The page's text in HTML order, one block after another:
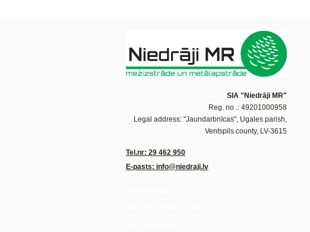
SIA "Niedrāji MR"
Reg. no .: 49201000958
Legal address: "Jaundarbnīcas", Ugales parish,
Ventspils county, LV-3615
Tel.nr: 29 462 950
E-pasts: info@niedraji.lv